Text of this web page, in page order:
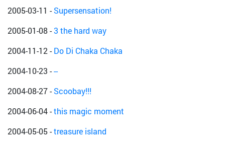
2005-03-11 -Supersensation!
2005-01-08-3 the hard way
2004-11-12 -Do Di Chaka Chaka
2004-10-23 ---
2004-08-27-Scoobay!!!
2004-06-04-this magic moment
2004-05-05-treasure island